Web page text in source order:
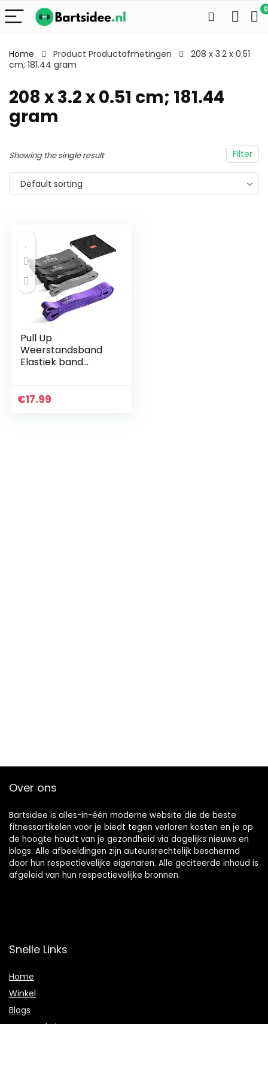
0
Home Product Productafmetingen
208 x 3.2 x 0.51
cm; 181.44 gram
208 x 3.2 x 0.51 cm; 181.44
gram
Filter
Showing the single result
Default sorting
Pull Up
Weerstandsband
Elastiek band
Latex Optrek
€17.99
Over ons
Bartsidee is alles-in-één moderne website die de beste
fitnessartikelen voor je biedt tegen verloren kosten en je op
de hoogte houdt van je gezondheid via dagelijks nieuws en
blogs. Alle afbeeldingen zijn auteursrechtelijk beschermd
door hun respectievelijke eigenaren. Alle geciteerde inhoud is
afgeleid van hun respectievelijke bronnen.
Snelle Links
Home
Winkel
Blogs
Onze webshops